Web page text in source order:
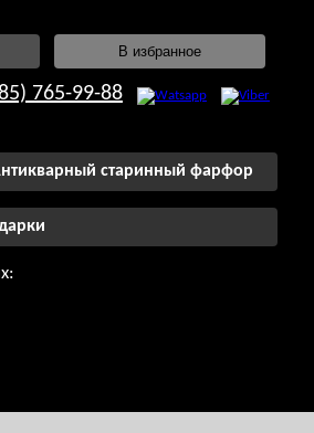
В избранное
765-99-88
старинный фарфор